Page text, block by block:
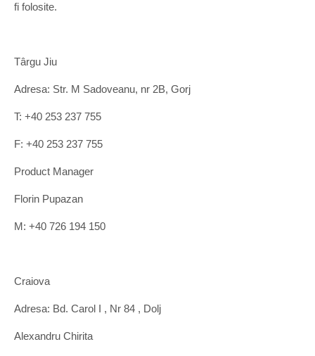
fi folosite.
Târgu Jiu
Adresa: Str. M Sadoveanu, nr 2B, Gorj
T: +40 253 237 755
F: +40 253 237 755
Product Manager
Florin Pupazan
M: +40 726 194 150
Craiova
Adresa: Bd. Carol I , Nr 84 , Dolj
Alexandru Chirita